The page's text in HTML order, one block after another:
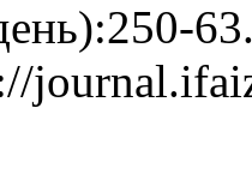
63.